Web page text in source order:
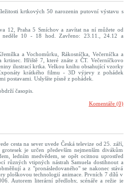
krtkových 50 narozenin putovní výstavu s
12, Praha 5 Smíchov a zavítat na ní můžete od
10 - 18 hod. Zavřeno: 23.11., 24.12 a
a Vochomůrku, Rákosníčka, Večerníčka a
Hřiště 7, které znáte z ČT. Večerníčkovo
ilustrací krtka. Velkou knihu obsahující vzorky
krátkého filmu - 3D výjevy z pohádek
postavami. Uslyšíte písně z pohádek.
časopis.
Komentáře (0)
cesta na sever uvede Česká televize od 25. září,
je určen především nejmenším divákům
ledním medvědem, se opět ocitnou uprostřed
různých vtipných nástrah Samuela dostihnout a
a z "pronásledovaného" se nakonec stává
ploškovou technologií animace. Prvních 7 dílů v
Autorem literární předlohy, scénáře a režie je